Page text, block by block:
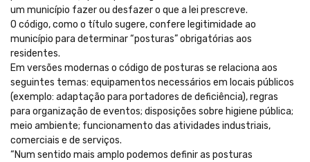
um município fazer ou desfazer o que a lei prescreve.
O código, como o título sugere, confere legitimidade ao
município para determinar “posturas” obrigatórias aos
residentes.
Em versões modernas o código de posturas se relaciona aos
seguintes temas: equipamentos necessários em locais públicos
(exemplo: adaptação para portadores de deficiência), regras
para organização de eventos; disposições sobre higiene pública;
meio ambiente; funcionamento das atividades industriais,
comerciais e de serviços.
“Num sentido mais amplo podemos definir as posturas